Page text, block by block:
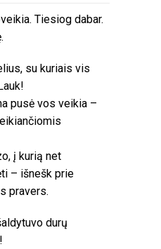
Tiesiog dabar.
su kuriais vis
pusė vos veikia –
į kurią net
– išnešk prie
pravers.
durų